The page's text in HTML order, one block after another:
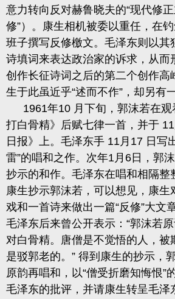
意力转向反对赫鲁晓夫的“现代修
修”）。康生相机被委以重任，在
班子撰写反修檄文。毛泽东则以其
诗填词来表达政治家的诉求，从而
创作长征诗词之后的第二个创作高
生于此虽近乎“述而不作”，却另有
1961年10 月下旬，郭沫若在
打白骨精》后赋七律一首，并于 11
日报》上。毛泽东手 11月 17 日写
雷”的唱和之作。次年1月 6 日，郭
抄示的和作。毛泽东在唱和相隔整
康生抄示郭沫若，可以想见，康生
戏和一首诗来做出一篇“反修”大文
毛泽东后来曾公开表示： “郭沫若
对白骨精。唐僧是不觉悟的人，被
是驳郭老的。 ” 得到康生的抄示，
原韵再唱和，以“僧受折磨知悔恨”
毛泽东的批评，并请康生转呈毛泽